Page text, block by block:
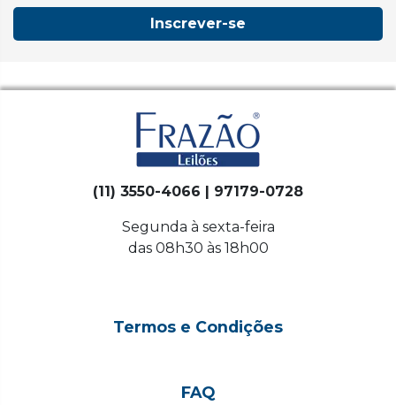
Inscrever-se
(11) 3550-4066 | 97179-0728
Segunda à sexta-feira
das 08h30 às 18h00
Termos e Condições
FAQ